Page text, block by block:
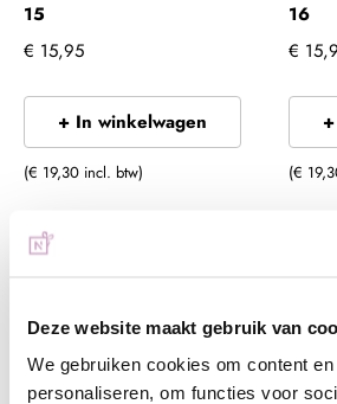
Deze website maakt gebruik van
We gebruiken cookies om content
personaliseren, om functies voor
15
€ 15,95
+ In winkelwagen
(€ 19,30 incl. btw)
16
€
(€